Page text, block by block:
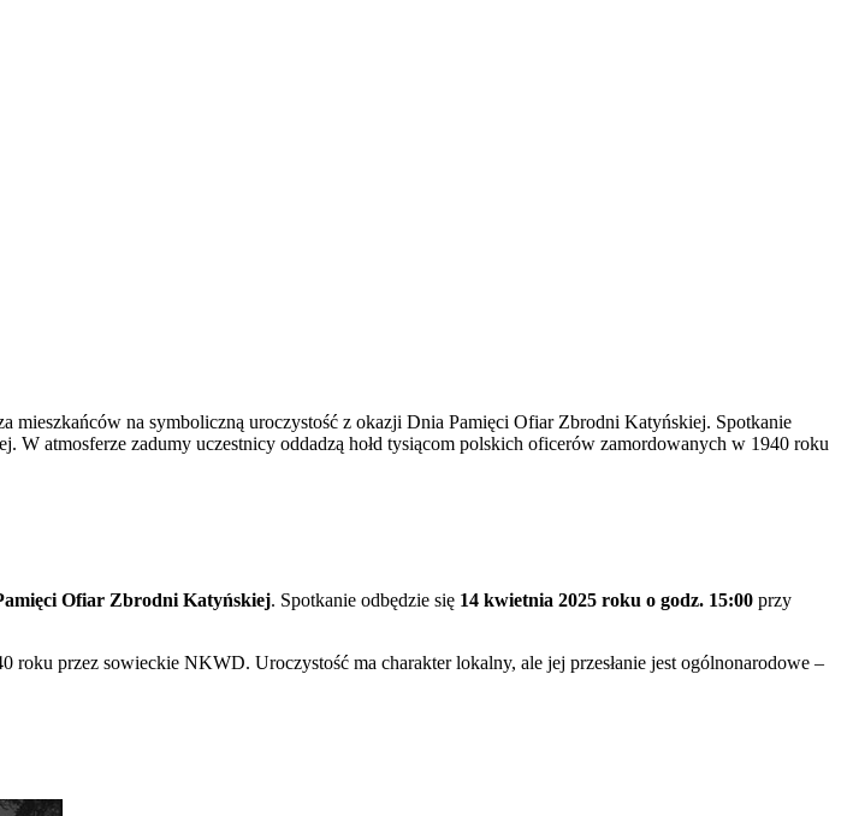
na symboliczną uroczystość z okazji Dnia Pamięci Ofiar Zbrodni Katyńskiej. Spotkanie
atmosferze zadumy uczestnicy oddadzą hołd tysiącom polskich oficerów zamordowanych w 1940 roku
Ofiar Zbrodni Katyńskiej. Spotkanie odbędzie się 14 kwietnia 2025 roku o godz. 15:00 przy
przez sowieckie NKWD. Uroczystość ma charakter lokalny, ale jej przesłanie jest ogólnonarodowe –